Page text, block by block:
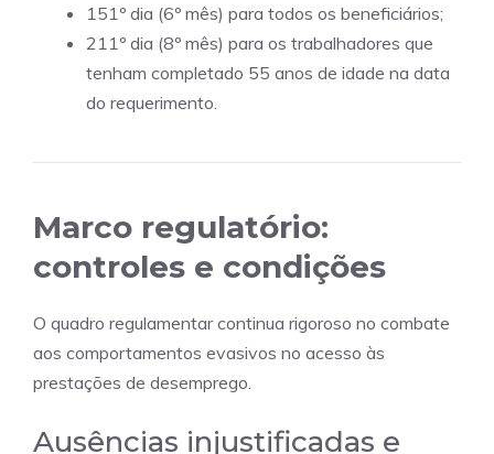
151º dia (6º mês) para todos os beneficiários;
211º dia (8º mês) para os trabalhadores que
tenham completado 55 anos de idade na data
do requerimento.
Marco regulatório:
controles e condições
O quadro regulamentar continua rigoroso no combate
aos comportamentos evasivos no acesso às
prestações de desemprego.
Ausências injustificadas e